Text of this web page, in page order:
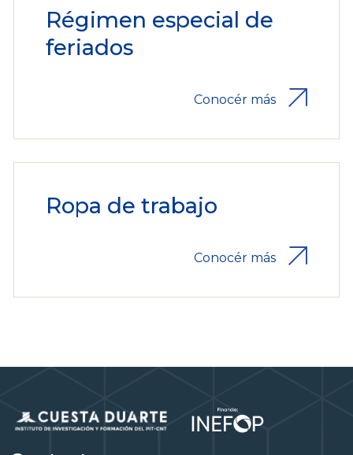
Régimen especial de
feriados
Conocér más
Ropa de trabajo
Conocér más